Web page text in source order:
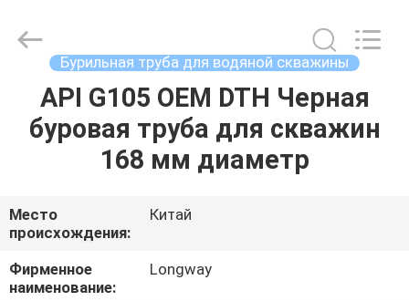
ДОМОЙ
ПРОДУКЦИЯ
ВИДЕОЗАПИСИ
О
Бурильная труба для водяной скважины
API G105 OEM DTH Черная
буровая труба для скважин
168 мм диаметр
Место
происхождения:
Китай
Фирменное
наименование:
Longway